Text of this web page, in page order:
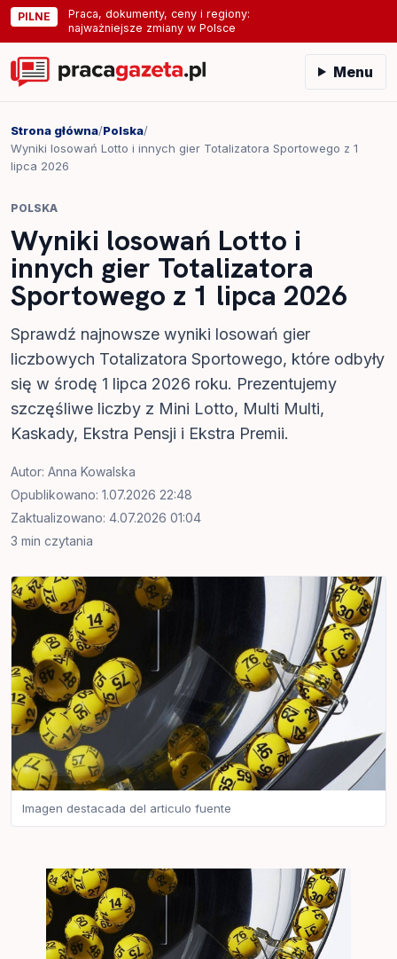
PILNE
Praca, dokumenty, ceny i regiony:
najważniejsze zmiany w Polsce
Menu
Strona główna/Polska/
Wyniki losowań Lotto i innych gier Totalizatora Sportowego z 1
lipca 2026
POLSKA
Wyniki losowań Lotto i
innych gier Totalizatora
Sportowego z 1 lipca 2026
Sprawdź najnowsze wyniki losowań gier
liczbowych Totalizatora Sportowego, które odbyły
się w środę 1 lipca 2026 roku. Prezentujemy
szczęśliwe liczby z Mini Lotto, Multi Multi,
Kaskady, Ekstra Pensji i Ekstra Premii.
Autor: Anna Kowalska
Opublikowano: 1.07.2026 22:48
Zaktualizowano: 4.07.2026 01:04
3 min czytania
Imagen destacada del articulo fuente